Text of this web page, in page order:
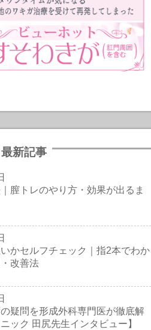
最新記事
膣トレのやり方・効果が出るま
かセルフチェック｜指2本でわか
改善法
疑問を形成外科専門医が徹底解
ック 田尻先生インタビュー】